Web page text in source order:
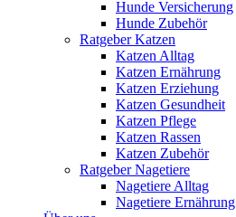
Hunde Versicherung
Hunde Zubehör
Ratgeber Katzen
Katzen Alltag
Katzen Ernährung
Katzen Erziehung
Katzen Gesundheit
Katzen Pflege
Katzen Rassen
Katzen Zubehör
Ratgeber Nagetiere
Nagetiere Alltag
Nagetiere Ernährung